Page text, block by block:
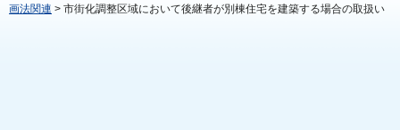
画法関連 > 市街化調整区域において後継者が別棟住宅を建築する場合の取扱い